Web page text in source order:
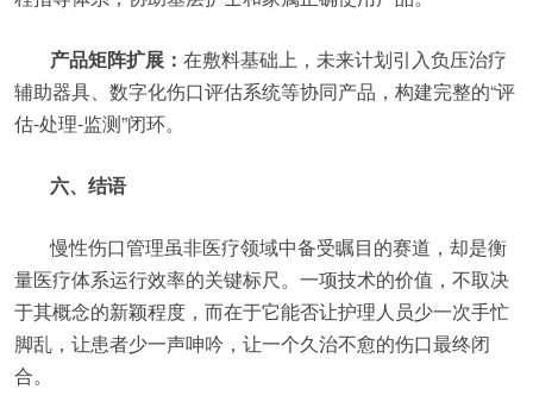
产品矩阵扩展： 在敷料基础上，未来计划引入负压治疗
辅助器具、数字化伤口评估系统等协同产品，构建完整的“评
估-处理-监测”闭环。
六、结语
慢性伤口管理虽非医疗领域中备受瞩目的赛道，却是衡
量医疗体系运行效率的关键标尺。一项技术的价值，不取决
于其概念的新颖程度，而在于它能否让护理人员少一次手忙
脚乱，让患者少一声呻吟，让一个久治不愈的伤口最终闭
合。